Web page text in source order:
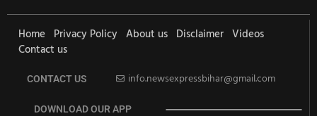
Home Privacy Policy About us Disclaimer Videos
Contact us
CONTACT US info.newsexpressbihar@gmail.com
DOWNLOAD OUR APP